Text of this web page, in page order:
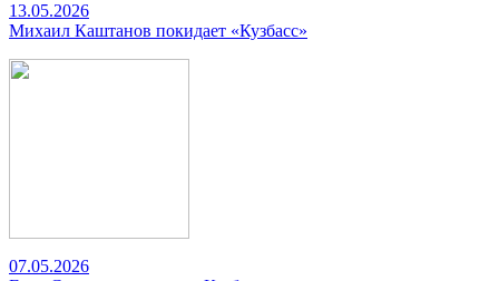
13.05.2026
Михаил Каштанов покидает «Кузбасс»
07.05.2026